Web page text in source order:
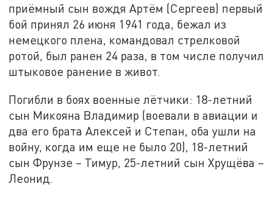
приёмный сын вождя Артём (Сергеев) первый
бой принял 26 июня 1941 года, бежал из
немецкого плена, командовал стрелковой
ротой, был ранен 24 раза, в том числе получил
штыковое ранение в живот.
Погибли в боях военные лётчики: 18-летний
сын Микояна Владимир (воевали в авиации и
два его брата Алексей и Степан, оба ушли на
войну, когда им еще не было 20), 18-летний
сын Фрунзе – Тимур, 25-летний сын Хрущёва –
Леонид.